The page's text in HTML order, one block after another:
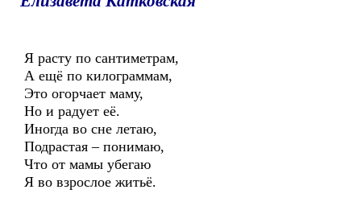
Я расту по сантиметрам,
А ещё по килограммам,
Это огорчает маму,
Но и радует её.
Иногда во сне летаю,
Подрастая – понимаю,
Что от мамы убегаю
Я во взрослое житьё.